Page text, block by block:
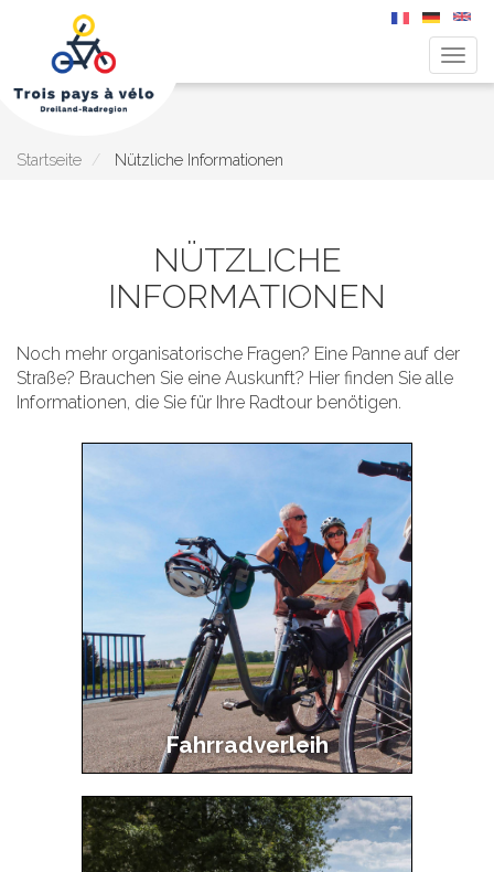
Direkt
Startseite Nützliche Informationen
NÜTZLICHE
INFORMATIONEN
Noch mehr organisatorische Fragen? Eine Panne auf der
Straße? Brauchen Sie eine Auskunft? Hier finden Sie alle
Informationen, die Sie für Ihre Radtour benötigen.
navigation
Fahrradverleih